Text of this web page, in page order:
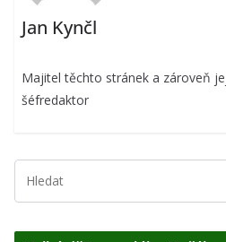
Jan Kynčl
Majitel těchto stránek a zároveň
šéfredaktor